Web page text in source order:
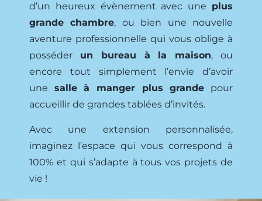
d’un heureux évènement avec une plus
grande chambre, ou bien une nouvelle
aventure professionnelle qui vous oblige à
posséder un bureau à la maison, ou
encore tout simplement l’envie d’avoir
une salle à manger plus grande pour
accueillir de grandes tablées d’invités.
Avec une extension personnalisée,
imaginez l’espace qui vous correspond à
100% et qui s’adapte à tous vos projets de
vie !